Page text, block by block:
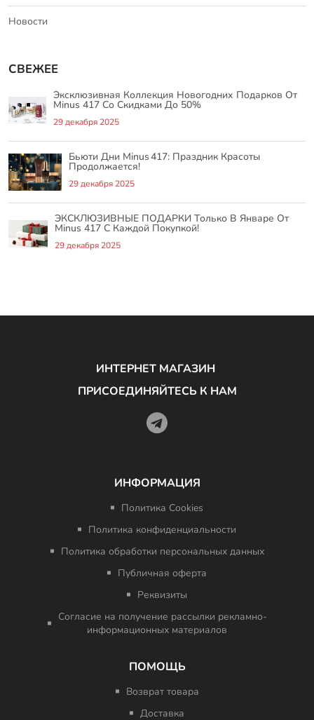
Новости
СВЕЖЕЕ
Эксклюзивная Коллекция Новогодних Подарков От
Minus 417 Со Скидками До 50%
29 декабря 2025
Бьюти Дни Minus 417: Праздник Красоты
Продолжается!
29 декабря 2025
ЭКСКЛЮЗИВНЫЕ ПОДАРКИ Только В Январе От
Minus 417 С Каждой Покупкой!
29 декабря 2025
ИНТЕРНЕТ МАГАЗИН
ПРИСОЕДИНЯЙТЕСЬ К НАМ
ИНФОРМАЦИЯ
Политика Cookies
Политика конфиденциальности
Политика обработки персональных данных
Публичная оферта
Реквизиты
Согласие на получение рассылки рекламно-
информационных материалов
ПОМОЩЬ
Возврат товара
Доставка